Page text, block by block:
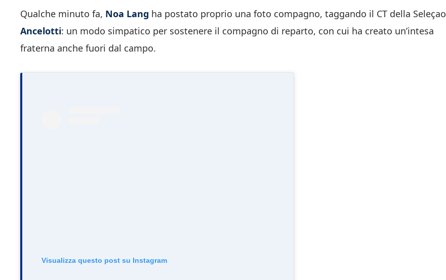
Qualche minuto fa, Noa Lang ha postato proprio una foto compagno, taggando il CT della Seleçao
Ancelotti: un modo simpatico per sostenere il compagno di reparto, con cui ha creato un’intesa
fraterna anche fuori dal campo.
Visualizza questo post su Instagram